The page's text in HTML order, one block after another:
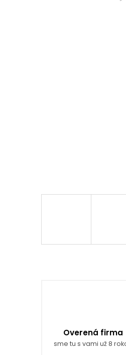
Overená firma
sme tu s vami už 8